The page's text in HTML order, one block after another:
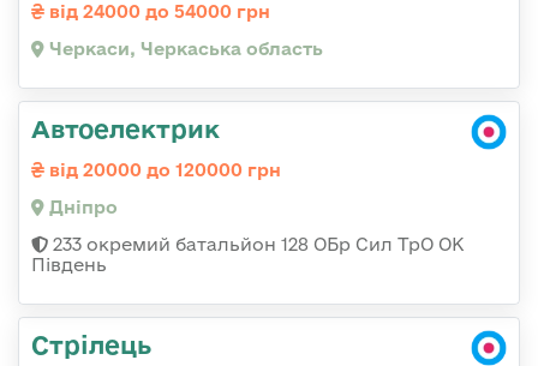
від 24000 до 54000 грн
Черкаси, Черкаська область
Автоелектрик
від 20000 до 120000 грн
Дніпро
233 окремий батальйон 128 ОБр Сил ТрО ОК
Південь
Стрілець